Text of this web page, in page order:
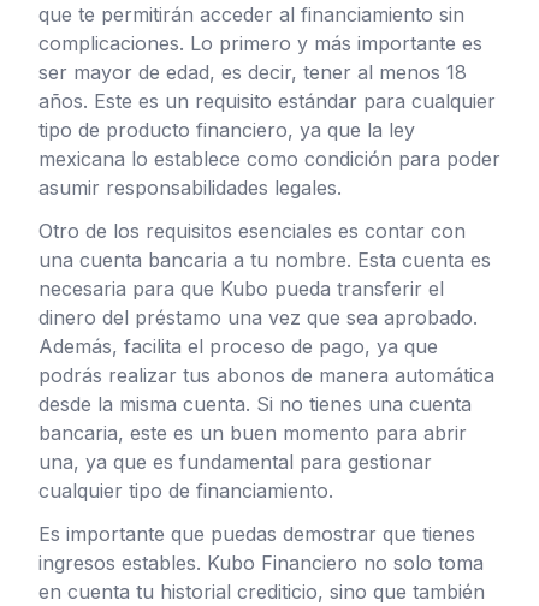
que te permitirán acceder al financiamiento sin
complicaciones. Lo primero y más importante es
ser mayor de edad, es decir, tener al menos 18
años. Este es un requisito estándar para cualquier
tipo de producto financiero, ya que la ley
mexicana lo establece como condición para poder
asumir responsabilidades legales.
Otro de los requisitos esenciales es contar con
una cuenta bancaria a tu nombre. Esta cuenta es
necesaria para que Kubo pueda transferir el
dinero del préstamo una vez que sea aprobado.
Además, facilita el proceso de pago, ya que
podrás realizar tus abonos de manera automática
desde la misma cuenta. Si no tienes una cuenta
bancaria, este es un buen momento para abrir
una, ya que es fundamental para gestionar
cualquier tipo de financiamiento.
Es importante que puedas demostrar que tienes
ingresos estables. Kubo Financiero no solo toma
en cuenta tu historial crediticio, sino que también